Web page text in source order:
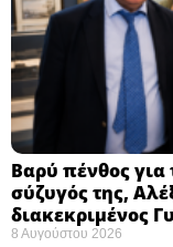
Βαρύ πένθος για
σύζυγός της,
διακεκριμένος
8 Αυγούστου 2026